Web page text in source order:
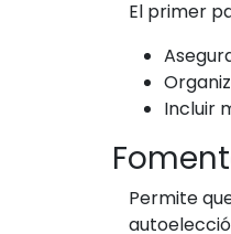
El primer
Incluir
Permite